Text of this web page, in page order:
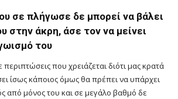
σε πλήγωσε δε μπορεί να βάλει
στην άκρη, άσε τον να μείνει
του
που χρειάζεται διότι μας κρατά
ίσως κάποιος όμως θα πρέπει να υπάρχει
από μόνος του και σε μεγάλο βαθμό δε